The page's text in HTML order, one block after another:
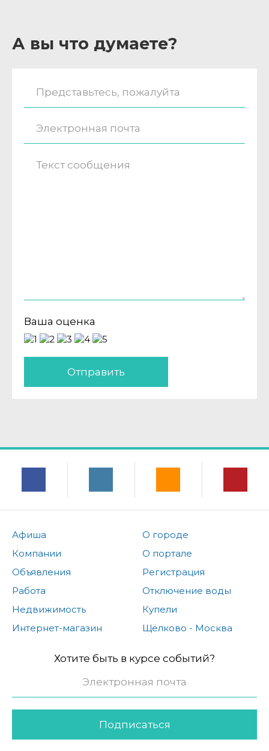
А вы что думаете?
Ваша оценка
Отправить
Афиша
Компании
Объявления
Работа
Недвижимость
Интернет-магазин
О городе
О портале
Регистрация
Отключение воды
Купели
Щёлково - Москва
Хотите быть в курсе событий?
Подписаться